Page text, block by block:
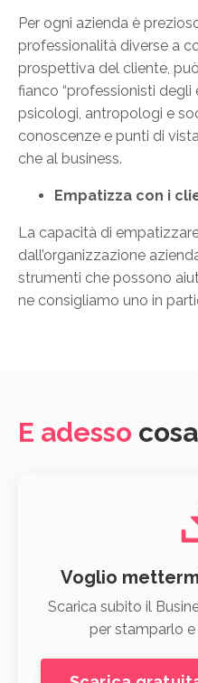
Per ogni azienda è
professionalità diverse a
prospettiva del cliente,
fianco “professionisti degli
psicologi, antropologi e
conoscenze e punti di
che al business.
Empatizza con i
La capacità di
dall’organizzazione
strumenti che possono
ne consigliamo uno in
E adesso
Voglio
Scarica subito il
per stamparlo